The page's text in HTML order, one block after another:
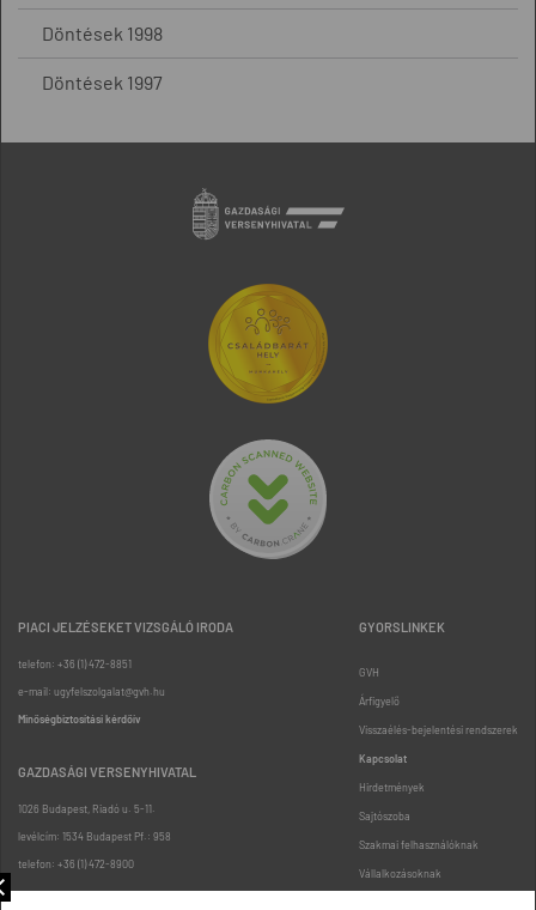
Döntések 1998
Döntések 1997
PIACI JELZÉSEKET VIZSGÁLÓ IRODA
telefon: +36 (1) 472-8851
e-mail: ugyfelszolgalat@gvh.hu
Minőségbiztosítási kérdőív
GAZDASÁGI VERSENYHIVATAL
1026 Budapest, Riadó u. 5-11.
levélcím: 1534 Budapest Pf.: 958
telefon: +36 (1) 472-8900
GYORSLINKEK
GVH
Árfigyelő
Visszaélés-bejelentési rendszerek
Kapcsolat
Hirdetmények
Sajtószoba
Szakmai felhasználóknak
Vállalkozásoknak